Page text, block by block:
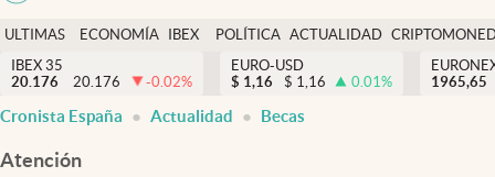
USA
Actualidad
Criptomonedas
España
ULTIMAS
NOTICIAS
ECONOMÍA
FINANZAS
IBEX
EURO
POLÍTICA ACTUALIDAD
IBEX 35
20.176
20.176 -0.02%
EURO-USD
$ 1,16 $ 1,16 0.01%
1965,65
Cronista España Actualidad Becas
Atención